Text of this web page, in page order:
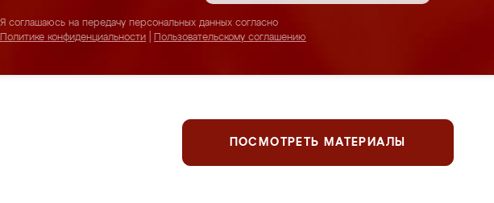
Я соглашаюсь на передачу персональных данных согласно
Политике конфиденциальности
Пользовательскому соглашению
ПОСМОТРЕТЬ МАТЕРИАЛЫ